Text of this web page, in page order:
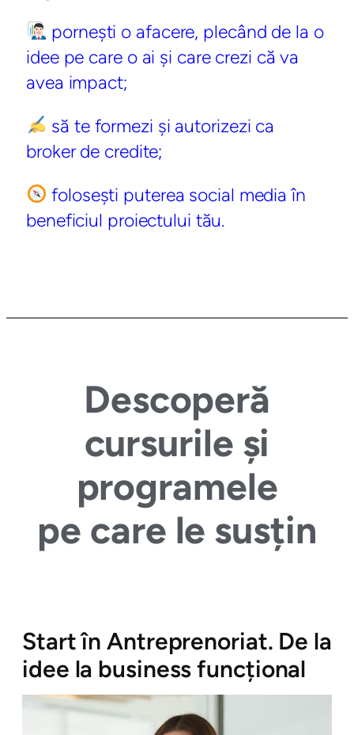
pornești o afacere, plecând de la o
idee pe care o ai și care crezi că va
avea impact;
să te formezi și autorizezi ca
broker de credite;
folosești puterea social media în
beneficiul proiectului tău.
Descoperă
cursurile și
programele
pe care le susțin
Start în Antreprenoriat. De la
idee la business funcțional